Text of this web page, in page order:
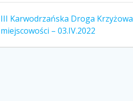
Poprzedni
wpis:
III Karwodrzańska Droga Krzyżowa
– 03.IV.2022